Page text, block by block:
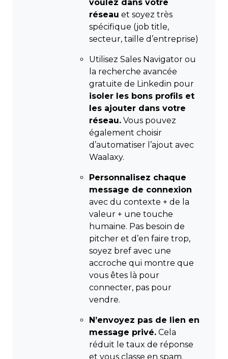
voulez dans votre
réseau et soyez très
spécifique (job title,
secteur, taille d’entreprise)
Utilisez Sales Navigator ou
la recherche avancée
gratuite de Linkedin pour
isoler les bons profils et
les ajouter dans votre
réseau. Vous pouvez
également choisir
d’automatiser l’ajout avec
Waalaxy.
Personnalisez chaque
message de connexion
avec du contexte + de la
valeur + une touche
humaine. Pas besoin de
pitcher et d’en faire trop,
soyez bref avec une
accroche qui montre que
vous êtes là pour
connecter, pas pour
vendre.
N’envoyez pas de lien en
message privé. Cela
réduit le taux de réponse
et vous classe en spam.